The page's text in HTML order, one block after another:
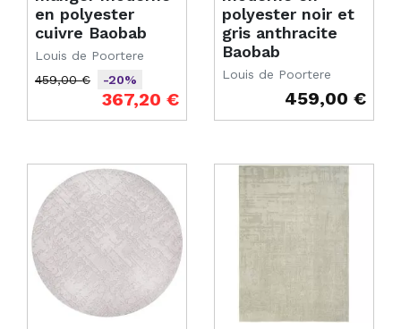
en polyester
cuivre Baobab
Louis de Poortere
Prix de base
459,00 €
-20%
367,20 €
polyester noir et
gris anthracite
Baobab
Louis de Poortere
459,00 €